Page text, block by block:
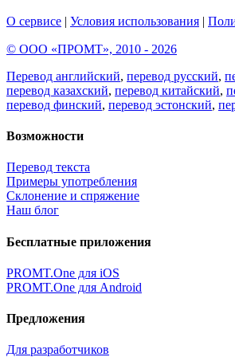
О сервисе | Условия использования |
© ООО «ПРОМТ», 2010 - 2026
Перевод английский, перевод русский,
перевод казахский, перевод китайский,
перевод финский, перевод эстонский,
Возможности
Перевод текста
Примеры употребления
Склонение и спряжение
Наш блог
Бесплатные приложения
PROMT.One для iOS
PROMT.One для Android
Предложения
Для разработчиков